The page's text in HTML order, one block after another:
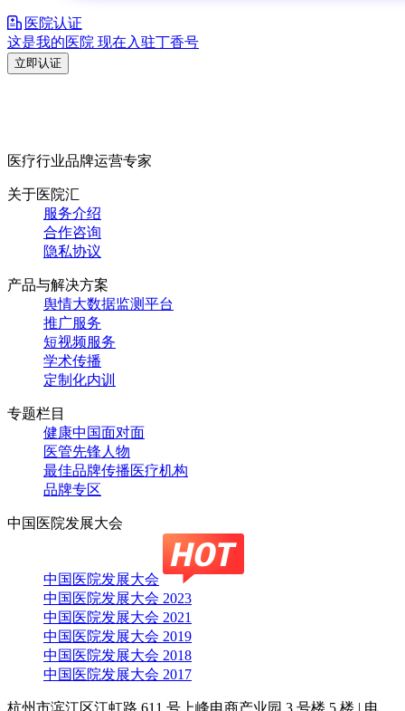
医院认证
这是我的医院 现在入驻丁香号
立即认证
医疗行业品牌运营专家
关于医院汇
服务介绍
合作咨询
隐私协议
产品与解决方案
舆情大数据监测平台
推广服务
短视频服务
学术传播
定制化内训
专题栏目
健康中国面对面
医管先锋人物
最佳品牌传播医疗机构
品牌专区
中国医院发展大会
中国医院发展大会
中国医院发展大会 2023
中国医院发展大会 2021
中国医院发展大会 2019
中国医院发展大会 2018
中国医院发展大会 2017